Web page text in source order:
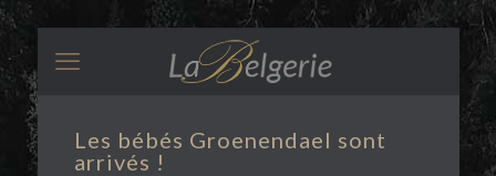
Les bébés Groenendael sont
arrivés !